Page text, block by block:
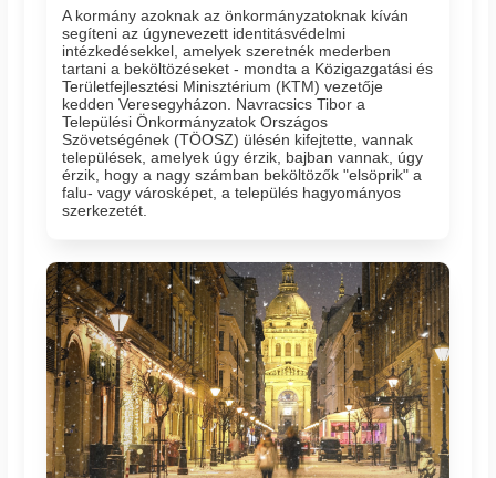
A kormány azoknak az önkormányzatoknak kíván
segíteni az úgynevezett identitásvédelmi
intézkedésekkel, amelyek szeretnék mederben
tartani a beköltözéseket - mondta a Közigazgatási és
Területfejlesztési Minisztérium (KTM) vezetője
kedden Veresegyházon. Navracsics Tibor a
Települési Önkormányzatok Országos
Szövetségének (TÖOSZ) ülésén kifejtette, vannak
települések, amelyek úgy érzik, bajban vannak, úgy
érzik, hogy a nagy számban beköltözők "elsöprik" a
falu- vagy városképet, a település hagyományos
szerkezetét.